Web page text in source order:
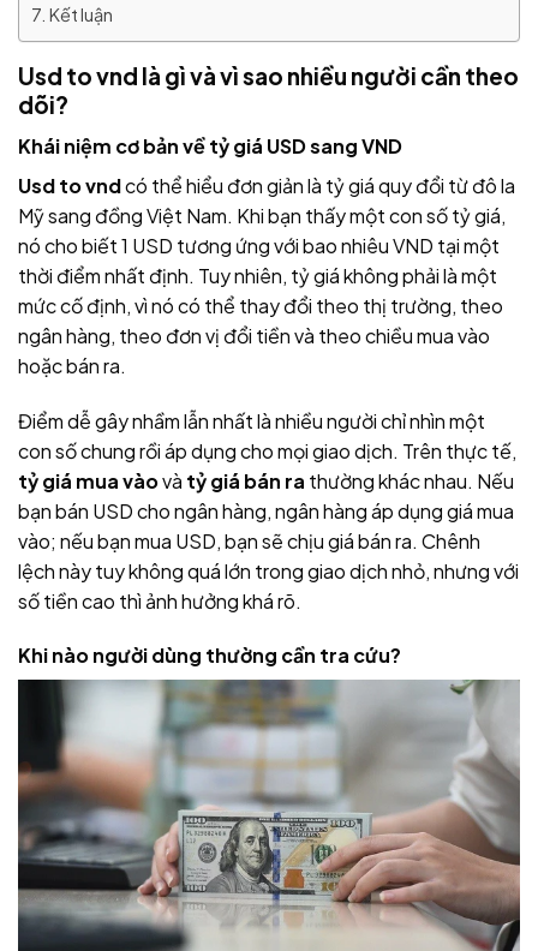
Kết luận
Usd to vnd là gì và vì sao nhiều người cần theo
dõi?
Khái niệm cơ bản về tỷ giá USD sang VND
Usd to vndcó thể hiểu đơn giản là tỷ giá quy đổi từ đô la
Mỹ sang đồng Việt Nam. Khi bạn thấy một con số tỷ giá,
nó cho biết 1 USD tương ứng với bao nhiêu VND tại một
thời điểm nhất định. Tuy nhiên, tỷ giá không phải là một
mức cố định, vì nó có thể thay đổi theo thị trường, theo
ngân hàng, theo đơn vị đổi tiền và theo chiều mua vào
hoặc bán ra.
Điểm dễ gây nhầm lẫn nhất là nhiều người chỉ nhìn một
con số chung rồi áp dụng cho mọi giao dịch. Trên thực tế,
tỷ giá mua vàovà tỷ giá bán ra thường khác nhau. Nếu
bạn bán USD cho ngân hàng, ngân hàng áp dụng giá mua
vào; nếu bạn mua USD, bạn sẽ chịu giá bán ra. Chênh
lệch này tuy không quá lớn trong giao dịch nhỏ, nhưng với
số tiền cao thì ảnh hưởng khá rõ.
Khi nào người dùng thường cần tra cứu?